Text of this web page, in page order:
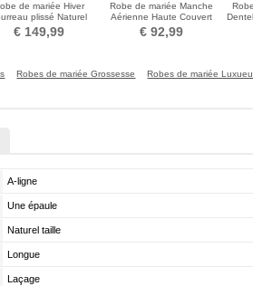
de mariée Hiver
plissé Naturel
taille Sans Manches
€ 149,99
Robe de mariée Manche
Aérienne Haute Couvert
Taille haute Col rond
€ 92,99
Robes de mariée Grossesse
Robes de mariée
A-ligne
Une épaule
Naturel taille
Longue
Laçage